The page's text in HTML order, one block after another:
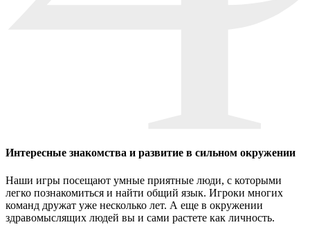
Интересные знакомства и развитие в сильном окружении
Наши игры посещают умные приятные люди, с которыми
легко познакомиться и найти общий язык. Игроки многих
команд дружат уже несколько лет. А еще в окружении
здравомыслящих людей вы и сами растете как личность.